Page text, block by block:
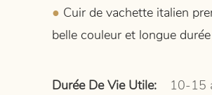
● Cuir de vachette italien
belle couleur et longue
Durée De Vie Utile:
10-15